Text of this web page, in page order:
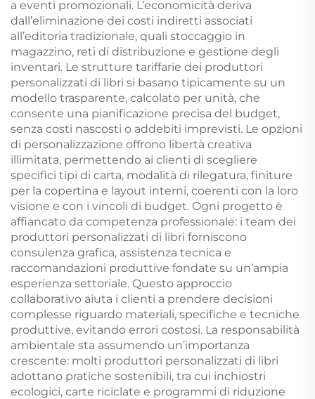
a eventi promozionali. L’economicità deriva
dall’eliminazione dei costi indiretti associati
all’editoria tradizionale, quali stoccaggio in
magazzino, reti di distribuzione e gestione degli
inventari. Le strutture tariffarie dei produttori
personalizzati di libri si basano tipicamente su un
modello trasparente, calcolato per unità, che
consente una pianificazione precisa del budget,
senza costi nascosti o addebiti imprevisti. Le opzioni
di personalizzazione offrono libertà creativa
illimitata, permettendo ai clienti di scegliere
specifici tipi di carta, modalità di rilegatura, finiture
per la copertina e layout interni, coerenti con la loro
visione e con i vincoli di budget. Ogni progetto è
affiancato da competenza professionale: i team dei
produttori personalizzati di libri forniscono
consulenza grafica, assistenza tecnica e
raccomandazioni produttive fondate su un’ampia
esperienza settoriale. Questo approccio
collaborativo aiuta i clienti a prendere decisioni
complesse riguardo materiali, specifiche e tecniche
produttive, evitando errori costosi. La responsabilità
ambientale sta assumendo un’importanza
crescente: molti produttori personalizzati di libri
adottano pratiche sostenibili, tra cui inchiostri
ecologici, carte riciclate e programmi di riduzione